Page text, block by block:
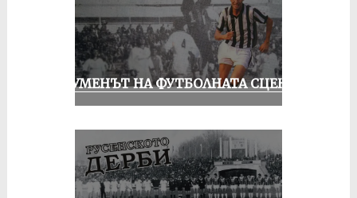
ШОУМЕНЪТ НА ФУТБОЛНАТА СЦЕНА